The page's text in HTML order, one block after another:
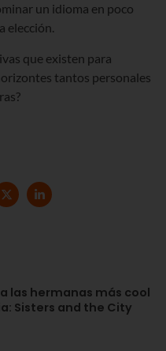
un idioma en poco
elección.
que existen para
tantos personales
las hermanas más cool
Sisters and the City